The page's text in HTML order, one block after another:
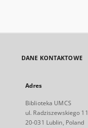
DANE KONTAKTOWE
Adres
Biblioteka UMCS
ul. Radziszewskiego 11
20-031 Lublin, Poland